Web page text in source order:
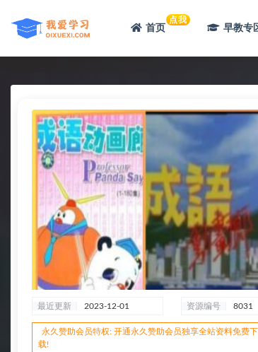
首页
点我
早教专
最近更新 2023-12-01 资源编号 8031
永久赞助会员特权: 开通永久赞助会员独享全站资料免费下
载!